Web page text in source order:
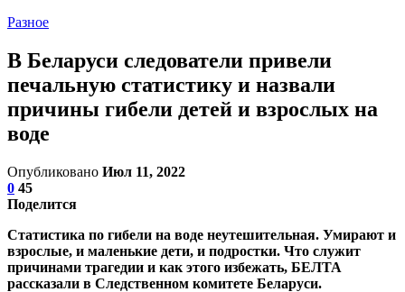
Разное
В Беларуси следователи привели
печальную статистику и назвали
причины гибели детей и взрослых на
воде
Опубликовано Июл 11, 2022
0 45
Поделится
Статистика по гибели на воде неутешительная. Умирают и
взрослые, и маленькие дети, и подростки. Что служит
причинами трагедии и как этого избежать, БЕЛТА
рассказали в Следственном комитете Беларуси.